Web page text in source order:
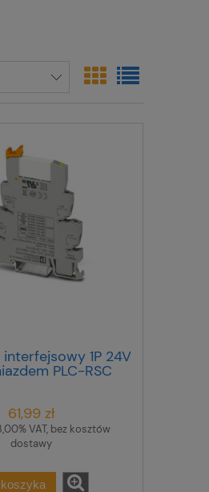
interfejsowy 1P 24V
PLC-RSC
21 2966171
61,99 zł
VAT, bez kosztów
dostawy